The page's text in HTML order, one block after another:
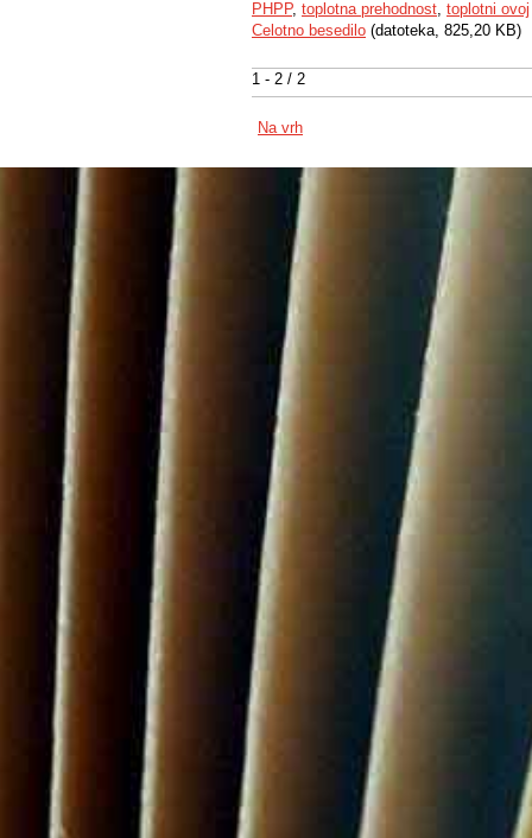
1 - 2 / 2
PHPP, toplotna prehodnost, toplotni ovoj
Celotno besedilo (datoteka, 825,20 KB)
Na vrh